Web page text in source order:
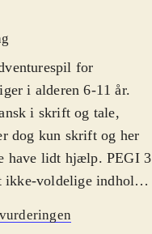
for
i alderen 6-11 år.
i skrift og tale,
dog kun skrift og her
have lidt hjælp. PEGI 3
ikke-voldelige indhold.
og styringen